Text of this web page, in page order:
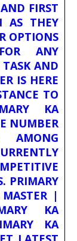
FIRST
AS THEY
OPTIONS
ANY
AND
IS HERE
TO
KA
NUMBER
AMONG
PRIMARY
|
KA
KA